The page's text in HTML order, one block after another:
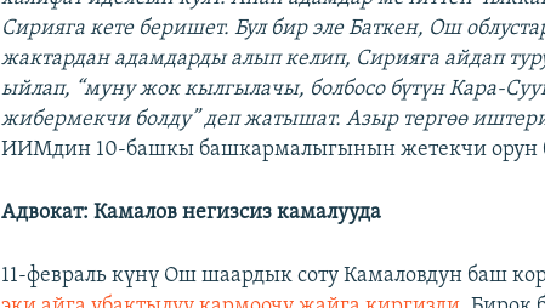
Сирияга кете беришет. Бул бир эле Баткен, Ош
жактардан адамдарды алып келип, Сирияга айдап
ыйлап, “муну жок кылгылачы, болбосо бүтүн Кара-
жибермекчи болду” деп жатышат. Азыр тергөө
ИИМдин 10-башкы башкармалыгынын жетекчи орун
Адвокат: Камалов негизсиз камалууда
11-февраль күнү Ош шаардык соту Камаловдун баш